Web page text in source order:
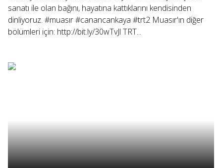
sanatı ile olan bağını, hayatına kattıklarını kendisinden
dinliyoruz. #muasır #canancankaya #trt2 Muasır'ın diğer
bölümleri için: http://bit.ly/30wTvJl TRT...